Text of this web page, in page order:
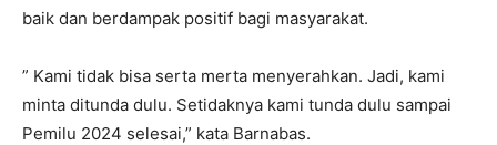
baik dan berdampak positif bagi masyarakat.
” Kami tidak bisa serta merta menyerahkan. Jadi, kami
minta ditunda dulu. Setidaknya kami tunda dulu sampai
Pemilu 2024 selesai,” kata Barnabas.